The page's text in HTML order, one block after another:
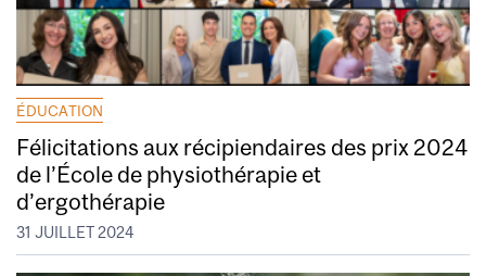
ÉDUCATION
Félicitations aux récipiendaires des prix 2024
de l’École de physiothérapie et
d’ergothérapie
31 JUILLET 2024